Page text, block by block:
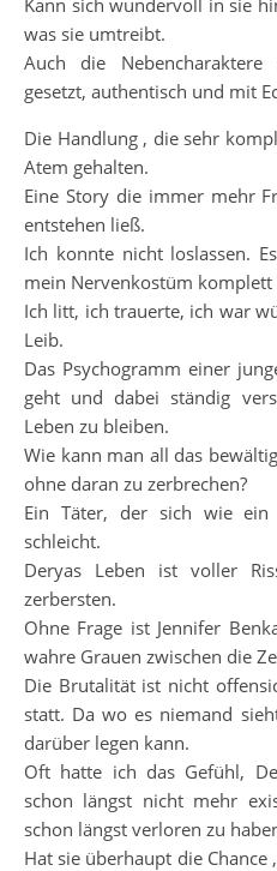
Kann sich wundervoll in sie
was sie umtreibt.
Auch die
gesetzt, authentisch und mit
Die Handlung , die sehr
Atem gehalten.
Eine Story die immer mehr
entstehen ließ.
Ich konnte nicht loslassen.
mein Nervenkostüm komplett
Ich litt, ich trauerte, ich war
Leib.
Das Psychogramm einer
geht und dabei ständig
Leben zu bleiben.
Wie kann man all das
ohne daran zu zerbrechen?
Ein Täter, der sich wie
schleicht.
Deryas Leben ist voller
zerbersten.
Ohne Frage ist Jennifer
wahre Grauen zwischen die
Die Brutalität ist nicht
statt. Da wo es niemand
darüber legen kann.
Oft hatte ich das Gefühl,
schon längst nicht mehr
schon längst verloren zu
Hat sie überhaupt die